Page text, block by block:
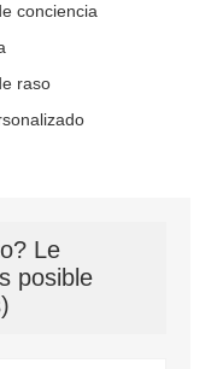
conciencia
raso
Le
posible